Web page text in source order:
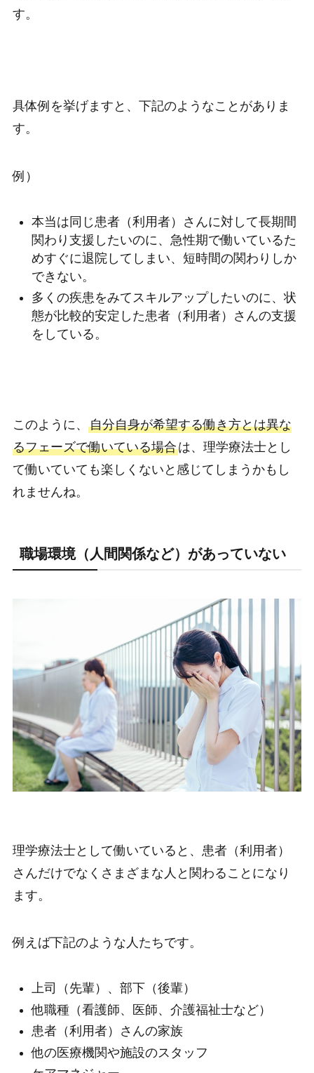
す。
具体例を挙げますと、下記のようなことがありま
す。
例）
本当は同じ患者（利用者）さんに対して長期間
関わり支援したいのに、急性期で働いているた
めすぐに退院してしまい、短時間の関わりしか
できない。
多くの疾患をみてスキルアップしたいのに、状
態が比較的安定した患者（利用者）さんの支援
をしている。
このように、 自分自身が希望する働き方とは異な
るフェーズで働いている場合は、理学療法士とし
て働いていても楽しくないと感じてしまうかもし
れませんね。
職場環境（人間関係など）があっていない
理学療法士として働いていると、患者（利用者）
さんだけでなくさまざまな人と関わることになり
ます。
例えば下記のような人たちです。
上司（先輩）、部下（後輩）
他職種（看護師、医師、介護福祉士など）
患者（利用者）さんの家族
他の医療機関や施設のスタッフ